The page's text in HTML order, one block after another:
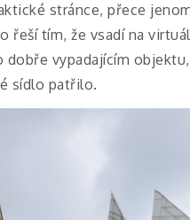
stránce, přece
řeší tím, že vsadí na
dobře vypadajícím
sídlo patřilo.